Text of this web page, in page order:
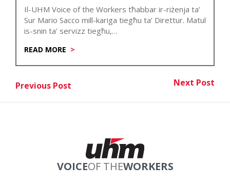
Il-UHM Voice of the Workers tħabbar ir-riżenja ta’
Sur Mario Sacco mill-kariga tiegħu ta’ Direttur. Matul
is-snin ta’ servizz tiegħu,…
READ MORE
Post
navigation
Previous Post
Previous Post Next Post
VOICEOF THEWORKERS